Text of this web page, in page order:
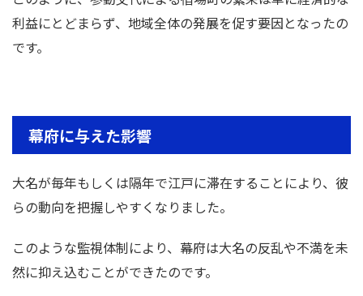
利益にとどまらず、地域全体の発展を促す要因となったの
です。
幕府に与えた影響
大名が毎年もしくは隔年で江戸に滞在することにより、彼
らの動向を把握しやすくなりました。
このような監視体制により、幕府は大名の反乱や不満を未
然に抑え込むことができたのです。